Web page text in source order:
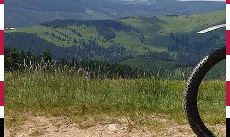
English